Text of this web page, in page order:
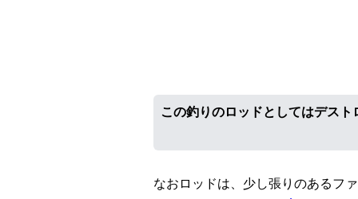
この釣りのロッドとしてはデス
なおロッドは、少し張りのあるフ